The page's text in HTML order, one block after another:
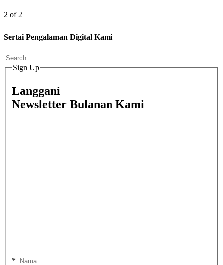
2 of 2
Sertai Pengalaman Digital Kami
Sign Up
Langgani
Newsletter Bulanan Kami
*